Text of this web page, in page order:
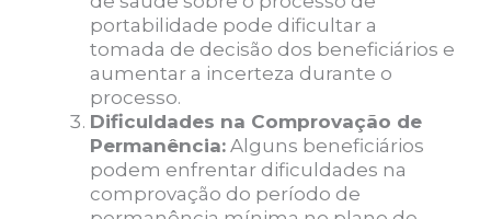
portabilidade pode dificultar a
tomada de decisão dos beneficiários e
aumentar a incerteza durante o
processo.
Dificuldades na Comprovação de
Permanência: Alguns beneficiários
podem enfrentar dificuldades na
comprovação do período de